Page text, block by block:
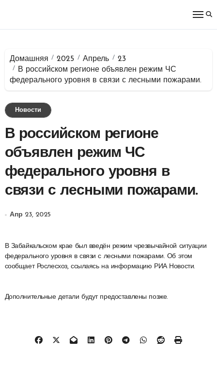
Домашняя 2025 Апрель
23
В российском регионе объявлен режим ЧС
федерального уровня в связи с лесными пожарами.
Новости
В российском регионе
объявлен режим ЧС
федерального уровня в
связи с лесными пожарами.
Апр 23, 2025
В Забайкальском крае был введён режим чрезвычайной ситуации
федерального уровня в связи с лесными пожарами. Об этом
сообщает Рослесхоз, ссылаясь на информацию РИА Новости.
Дополнительные детали будут предоставлены позже.